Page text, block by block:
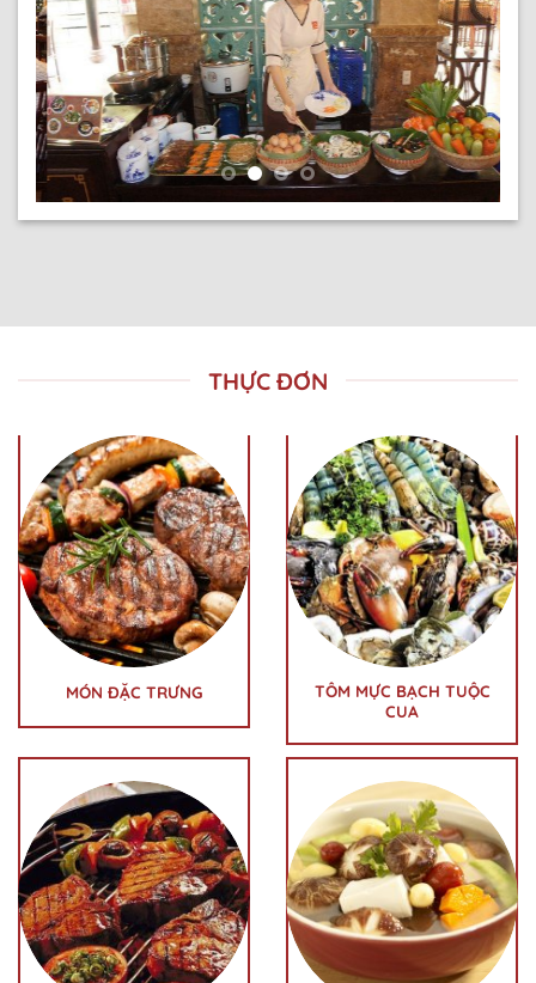
THỰC ĐƠN
MÓN ĐẶC TRƯNG
TÔM MỰC BẠCH TUỘC
CUA